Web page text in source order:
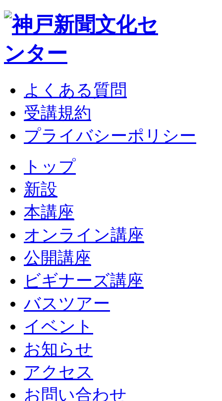
よくある質問
受講規約
プライバシーポリシー
トップ
新設
本講座
オンライン講座
公開講座
ビギナーズ講座
バスツアー
イベント
お知らせ
アクセス
お問い合わせ